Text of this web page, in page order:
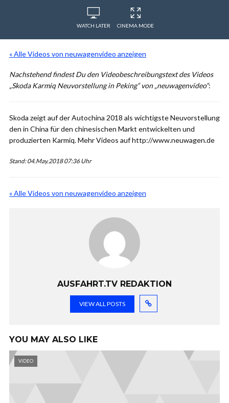
WATCH LATER CINEMA MODE
« Alle Videos von neuwagenvideo anzeigen
Nachstehend findest Du den Videobeschreibungstext des Videos
„Skoda Karmiq Neuvorstellung in Peking“ von „neuwagenvideo“:
Skoda zeigt auf der Autochina 2018 als wichtigste Neuvorstellung
den in China für den chinesischen Markt entwickelten und
produzierten Karmiq. Mehr Videos auf http://www.neuwagen.de
Stand: 04.May.2018 07:36 Uhr
« Alle Videos von neuwagenvideo anzeigen
AUSFAHRT.TV REDAKTION
VIEW ALL POSTS
YOU MAY ALSO LIKE
VIDEO